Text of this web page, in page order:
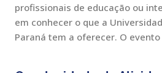
profissionais de educação ou
em conhecer o que a
Paraná tem a oferecer. O